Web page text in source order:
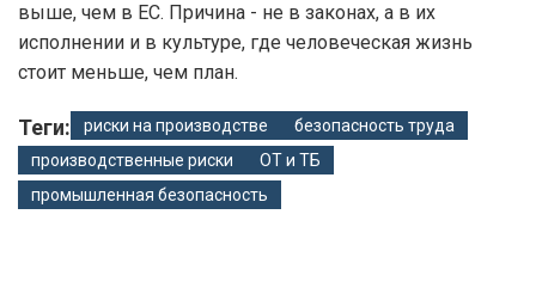
выше, чем в ЕС. Причина - не в законах, а в их
исполнении и в культуре, где человеческая жизнь
стоит меньше, чем план.
Теги: риски на производстве
безопасность труда
производственные риски
ОТ и ТБ
промышленная безопасность